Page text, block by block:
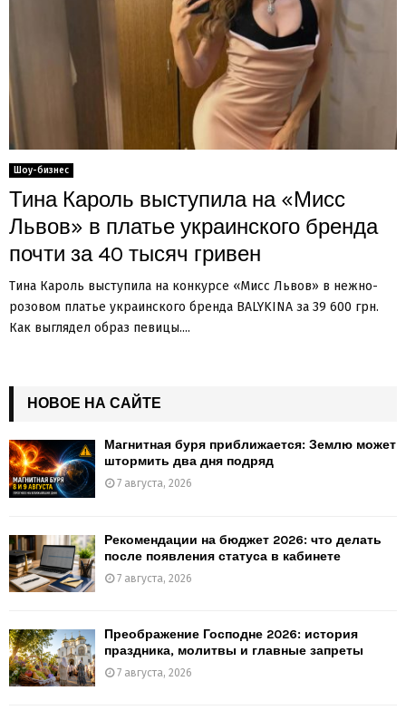
Шоу-бизнес
Тина Кароль выступила на «Мисс
Львов» в платье украинского бренда
почти за 40 тысяч гривен
Тина Кароль выступила на конкурсе «Мисс Львов» в нежно-
розовом платье украинского бренда BALYKINA за 39 600 грн.
Как выглядел образ певицы....
НОВОЕ НА САЙТЕ
Магнитная буря приближается: Землю может
штормить два дня подряд
7 августа, 2026
Рекомендации на бюджет 2026: что делать
после появления статуса в кабинете
7 августа, 2026
Преображение Господне 2026: история
праздника, молитвы и главные запреты
7 августа, 2026